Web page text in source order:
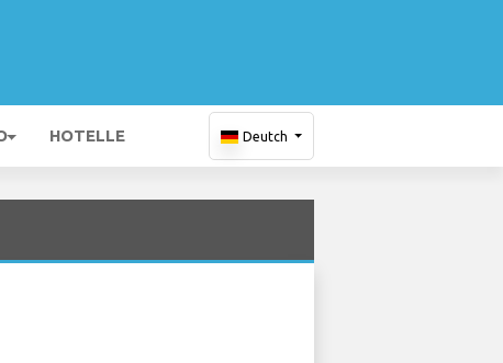
HOTELLE Deutch